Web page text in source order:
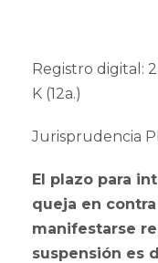
Registro digital:
K (12a.)
Jurisprudencia
El plazo para
queja en
manifestarse
suspensión es